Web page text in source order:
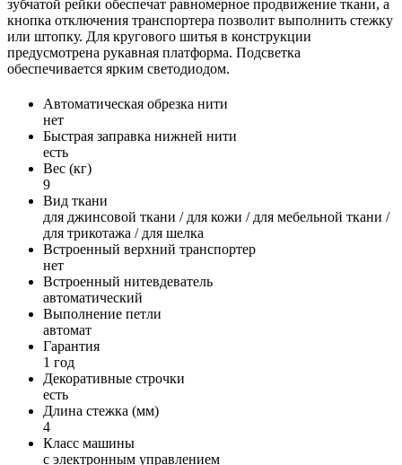
зубчатой рейки обеспечат равномерное продвижение ткани, а
кнопка отключения транспортера позволит выполнить стежку
или штопку. Для кругового шитья в конструкции
предусмотрена рукавная платформа. Подсветка
обеспечивается ярким светодиодом.
Автоматическая обрезка нити
нет
Быстрая заправка нижней нити
есть
Вес (кг)
9
Вид ткани
для джинсовой ткани / для кожи / для мебельной ткани /
для трикотажа / для шелка
Встроенный верхний транспортер
нет
Встроенный нитевдеватель
автоматический
Выполнение петли
автомат
Гарантия
1 год
Декоративные строчки
есть
Длина стежка (мм)
4
Класс машины
с электронным управлением